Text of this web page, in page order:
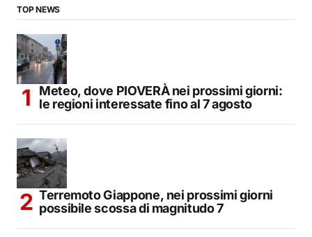
TOP NEWS
Meteo, dove PIOVERÀ nei prossimi giorni:
le regioni interessate fino al 7 agosto
Terremoto Giappone, nei prossimi giorni
possibile scossa di magnitudo 7